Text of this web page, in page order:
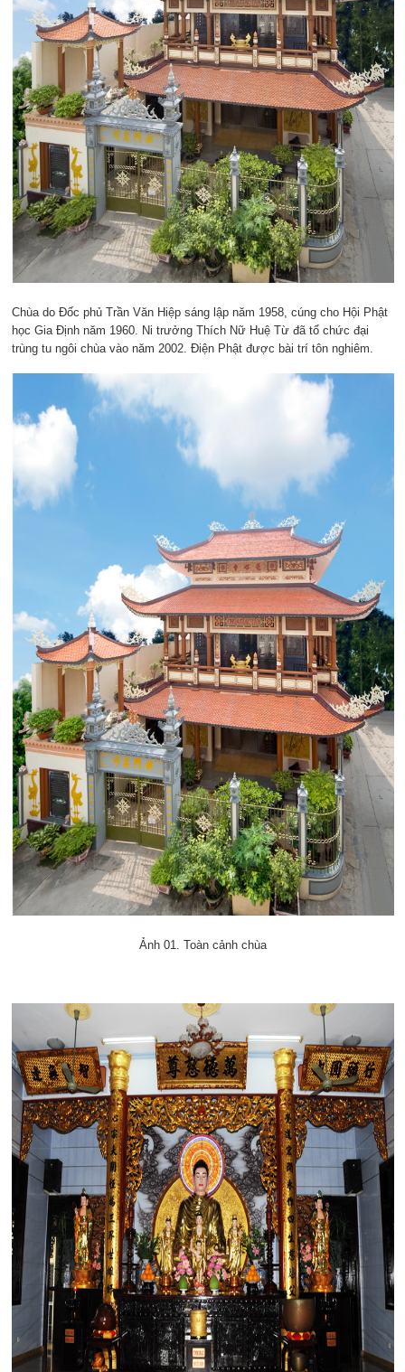
Chùa do Đốc phủ Trần Văn Hiệp sáng lập năm 1958, cúng cho Hội Phật
học Gia Định năm 1960. Ni trưởng Thích Nữ Huệ Từ đã tổ chức đại
trùng tu ngôi chùa vào năm 2002. Điện Phật được bài trí tôn nghiêm.
Ảnh 01. Toàn cảnh chùa